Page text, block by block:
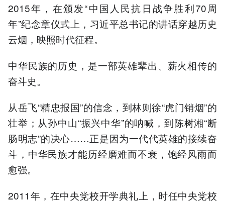
2015年，在颁发“中国人民抗日战争胜利70周
年”纪念章仪式上，习近平总书记的讲话穿越历史
云烟，映照时代征程。
中华民族的历史，是一部英雄辈出、薪火相传的
奋斗史。
从岳飞“精忠报国”的信念，到林则徐“虎门销烟”的
壮举；从孙中山“振兴中华”的呐喊，到陈树湘“断
肠明志”的决心……正是因为一代代英雄的接续奋
斗，中华民族才能历经磨难而不衰，饱经风雨而
愈强。
2011年，在中央党校开学典礼上，时任中央党校